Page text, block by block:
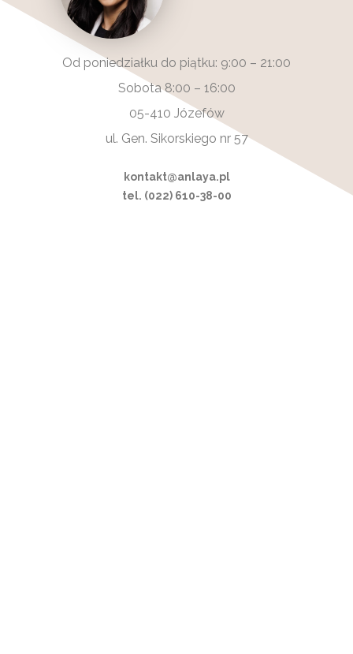
Od poniedziałku do piątku: 9:00 – 21:00
Sobota 8:00 – 16:00
05-410 Józefów
ul. Gen. Sikorskiego nr 57
kontakt@anlaya.pl
tel. (022) 610-38-00